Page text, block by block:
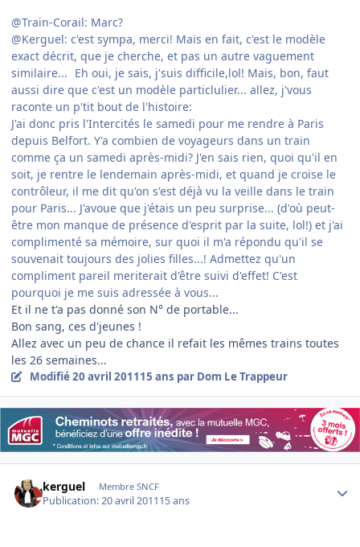
@Train-Corail: Marc?
@Kerguel: c'est sympa, merci! Mais en fait, c'est le modèle
exact décrit, que je cherche, et pas un autre vaguement
similaire... Eh oui, je sais, j'suis difficile,lol! Mais, bon, faut
aussi dire que c'est un modèle particlulier... allez, j'vous
raconte un p'tit bout de l'histoire:
J'ai donc pris l'Intercités le samedi pour me rendre à Paris
depuis Belfort. Y'a combien de voyageurs dans un train
comme ça un samedi après-midi? J'en sais rien, quoi qu'il en
soit, je rentre le lendemain après-midi, et quand je croise le
contrôleur, il me dit qu'on s'est déjà vu la veille dans le train
pour Paris... J'avoue que j'étais un peu surprise... (d'où peut-
être mon manque de présence d'esprit par la suite, lol!) et j'ai
complimenté sa mémoire, sur quoi il m'a répondu qu'il se
souvenait toujours des jolies filles...! Admettez qu'un
compliment pareil meriterait d'être suivi d'effet! C'est
pourquoi je me suis adressée à vous...
Et il ne t'a pas donné son N° de portable...
Bon sang, ces d'jeunes !
Allez avec un peu de chance il refait les mêmes trains toutes
les 26 semaines...
Modifié20 avril 201115 ans par Dom Le Trappeur
kerguel Membre SNCF
Publication:20 avril 201115 ans